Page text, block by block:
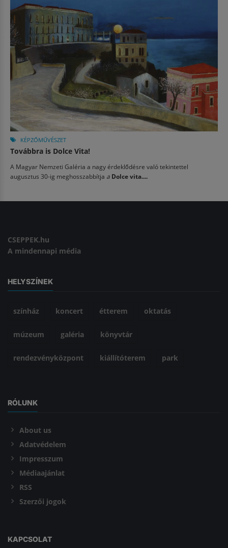
KÉPZŐMŰVÉSZET
Továbbra is Dolce Vita!
A Magyar Nemzeti Galéria a nagy érdeklődésre való tekintettel
augusztus 30-ig meghosszabbítja a Dolce vita....
CSEPPEK.hu
A mindennapi média
HELYSZÍNEK
színház koncert étterem oktatás
múzeum galéria könyvtár
rendezvényközpont kiállítóterem park
RÓLUNK
About us
Adatvédelem
Impresszum
Médiaajánlat
RSS
Szerzői jogok
KAPCSOLAT